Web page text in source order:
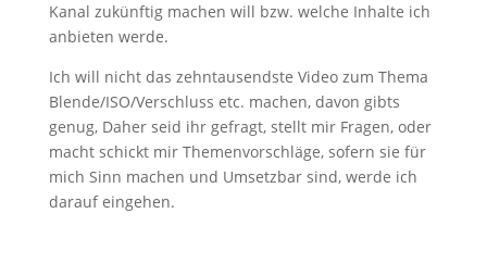
Kanal zukünftig machen will bzw. welche Inhalte ich
anbieten werde.
Ich will nicht das zehntausendste Video zum Thema
Blende/ISO/Verschluss etc. machen, davon gibts
genug, Daher seid ihr gefragt, stellt mir Fragen, oder
macht schickt mir Themenvorschläge, sofern sie für
mich Sinn machen und Umsetzbar sind, werde ich
darauf eingehen.